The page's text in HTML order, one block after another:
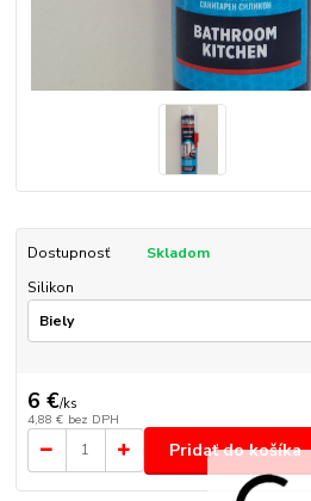
Dostupnosť
Skladom
Silikon
6 €/ks
4,88 € bez DPH
Pridať do košíka